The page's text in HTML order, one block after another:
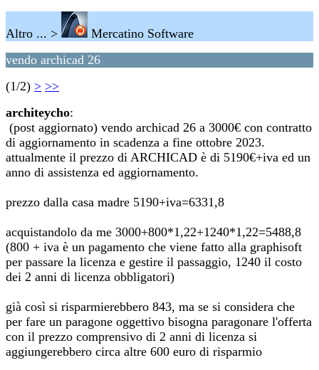
Altro ... >
Mercatino Software
vendo archicad 26
(1/2) > >>
architeycho:
(post aggiornato) vendo archicad 26 a 3000€ con contratto
di aggiornamento in scadenza a fine ottobre 2023.
attualmente il prezzo di ARCHICAD è di 5190€+iva ed un
anno di assistenza ed aggiornamento.
prezzo dalla casa madre 5190+iva=6331,8
acquistandolo da me 3000+800*1,22+1240*1,22=5488,8
(800 + iva è un pagamento che viene fatto alla graphisoft
per passare la licenza e gestire il passaggio, 1240 il costo
dei 2 anni di licenza obbligatori)
già così si risparmierebbero 843, ma se si considera che
per fare un paragone oggettivo bisogna paragonare l'offerta
con il prezzo comprensivo di 2 anni di licenza si
aggiungerebbero circa altre 600 euro di risparmio